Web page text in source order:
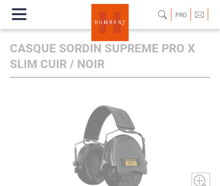
PRO
CASQUE SORDIN SUPREME PRO X
SLIM CUIR / NOIR